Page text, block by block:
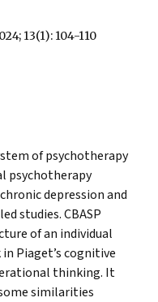
13(1): 104-110
of psychotherapy
psychotherapy
depression and
studies. CBASP
of an individual
Piaget’s cognitive
thinking. It
similarities